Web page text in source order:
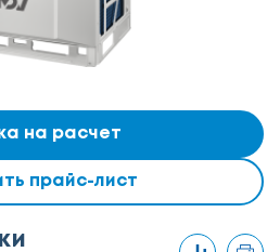
на расчет
прайс-лист